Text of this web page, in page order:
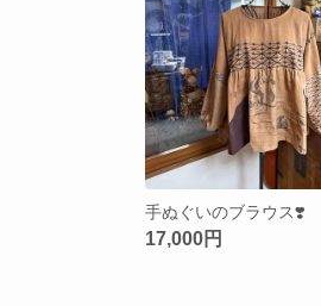
手ぬぐいのブラウス❣️
17,000円